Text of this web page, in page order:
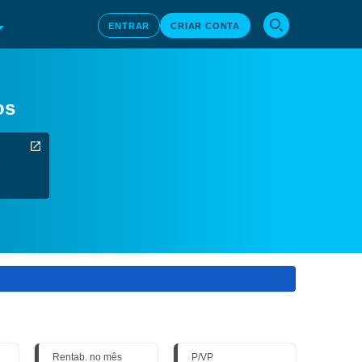
ENTRAR CRIAR CONTA
Rentab. no mês P/VP